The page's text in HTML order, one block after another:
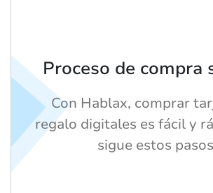
Proceso de compra
Con Hablax, comprar
regalo digitales es fácil y
sigue estos